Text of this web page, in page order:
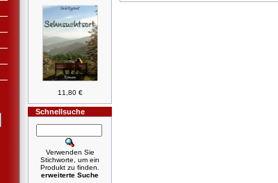
11,80 €
Schnellsuche
Verwenden Sie
Stichworte, um ein
Produkt zu finden.
erweiterte Suche